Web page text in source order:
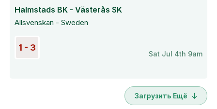
Halmstads BK - Västerås SK
Allsvenskan - Sweden
1 - 3
Sat Jul 4th 9am
Загрузить Ещё